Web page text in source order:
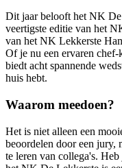
Dit jaar belooft het NK
veertigste editie van het
van het NK Lekkerste
Of je nu een ervaren
biedt acht spannende
huis hebt.
Waarom meedoen?
Het is niet alleen een
beoordelen door een jury,
te leren van collega's.